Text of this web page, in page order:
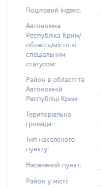
Поштовий індекс:
Автономна
Республіка Крим/
область/місто зі
спеціальним
статусом:
Район в області та
Автономній
Республіці Крим:
Територіальна
громада:
Тип населеного
пункту:
Населений пункт:
Район у місті: